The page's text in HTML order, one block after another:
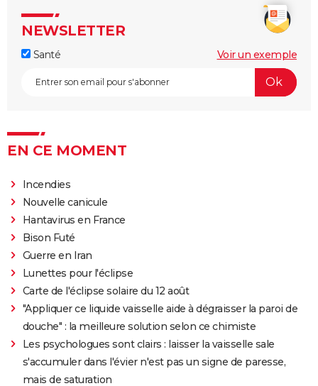
NEWSLETTER
Santé Voir un exemple
EN CE MOMENT
Incendies
Nouvelle canicule
Hantavirus en France
Bison Futé
Guerre en Iran
Lunettes pour l'éclipse
Carte de l'éclipse solaire du 12 août
"Appliquer ce liquide vaisselle aide à dégraisser la paroi de
douche" : la meilleure solution selon ce chimiste
Les psychologues sont clairs : laisser la vaisselle sale
s'accumuler dans l'évier n'est pas un signe de paresse,
mais de saturation